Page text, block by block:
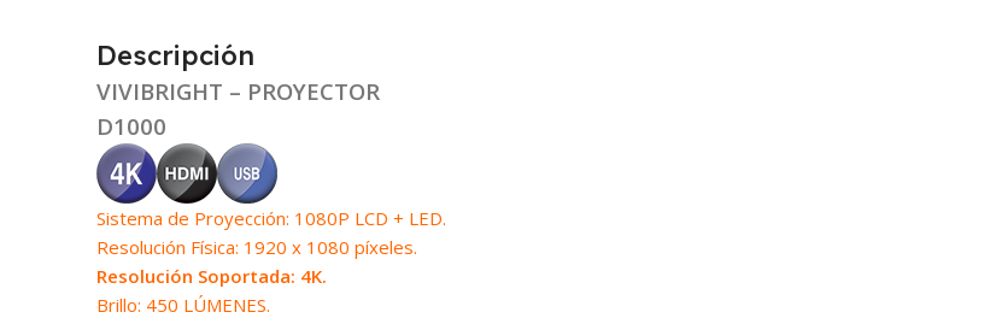
Descripción
VIVIBRIGHT – PROYECTOR
D1000
Sistema de Proyección: 1080P LCD + LED.
Resolución Física: 1920 x 1080 píxeles.
Resolución Soportada: 4K.
Brillo: 450 LÚMENES.